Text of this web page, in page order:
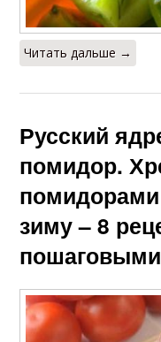
Читать дальше →
Русский
помидор.
зиму – 8